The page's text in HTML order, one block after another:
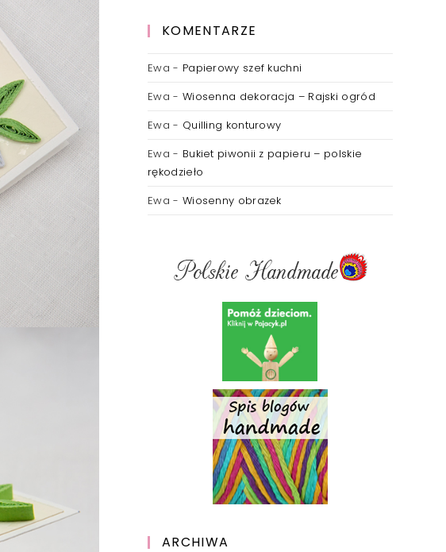
KOMENTARZE
Ewa - Papierowy szef kuchni
Ewa - Wiosenna dekoracja – Rajski ogród
Ewa - Quilling konturowy
Ewa - Bukiet piwonii z papieru – polskie
rękodzieło
Ewa - Wiosenny obrazek
ARCHIWA